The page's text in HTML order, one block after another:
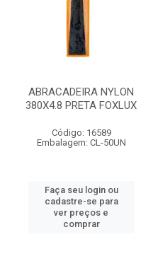
ABRACADEIRA NYLON
380X4.8 PRETA FOXLUX
Código: 16589
Embalagem: CL-50UN
Faça seu login ou
cadastre-se para
ver preços e
comprar